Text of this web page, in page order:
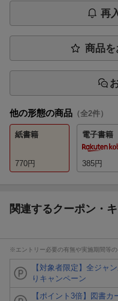
再
商品を
他の形態の商品 （全2件）
紙書籍
770円
電子書籍
385円
関連するクーポン・
※エントリー必要の有無や実施期間等
【対象者限定】全ジャ
りキャンペーン
【ポイント3倍】図書